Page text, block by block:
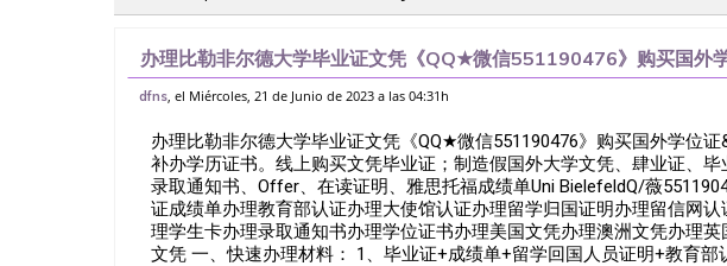
办理比勒非尔德大学毕业证文凭《QQ★微信551190476》购买国外
办理&留学回国补办学历证书。线上购买文凭毕业证；制造假国外大学
dfns, el Miércoles, 21 de Junio de 2023 a las 04:31h
办理比勒非尔德大学毕业证文凭《QQ★微信551190476》购买国外学位
补办学历证书。线上购买文凭毕业证；制造假国外大学文凭、肆业证、毕
录取通知书、Offer、在读证明、雅思托福成绩单Uni BielefeldQ/薇
证成绩单办理教育部认证办理大使馆认证办理留学归国证明办理留信网
理学生卡办理录取通知书办理学位证书办理美国文凭办理澳洲文凭办理
文凭 一、快速办理材料： 1、毕业证+成绩单+留学回国人员证明+教育部